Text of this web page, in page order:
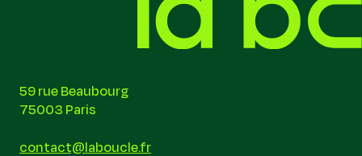
59 rue Beaubourg
75003 Paris
contact@laboucle.fr